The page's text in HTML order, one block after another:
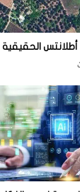
الحقيقية